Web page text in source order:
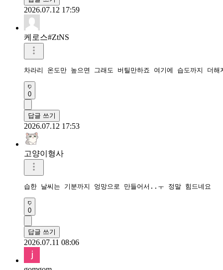
2026.07.12 17:59
케로스#ZtNS
차라리 온도만 높으면 그래도 버틸만하죠 여기에 습도까지 더
0
답글 쓰기
2026.07.12 17:53
고양이형사
습한 날씨는 기분까지 엉망으로 만들어서..ㅜ 정말 힘드네요
0
답글 쓰기
2026.07.11 08:06